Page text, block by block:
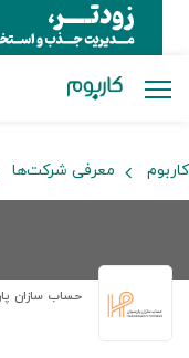
کاربوم معرفی شرکت‌ها
حساب سازان